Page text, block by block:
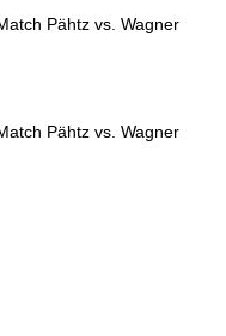
Pähtz vs. Wagner
Pähtz vs. Wagner